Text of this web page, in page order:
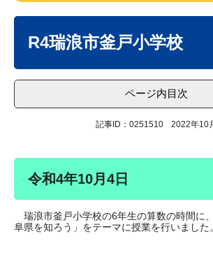
R4瑞浪市釜戸小学校
ページ内目次
記事ID：0251510 2022年10
令和4年10月4日
瑞浪市釜戸小学校の6年生の算数の時間に
阜県を知ろう」をテーマに授業を行いました。